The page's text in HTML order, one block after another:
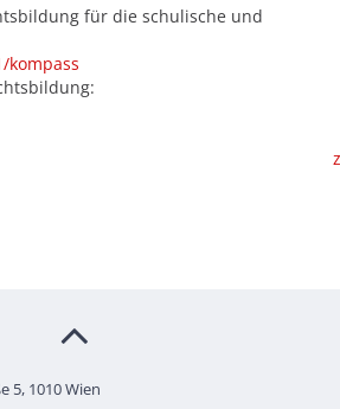
für die schulische und
kompass
5, 1010 Wien